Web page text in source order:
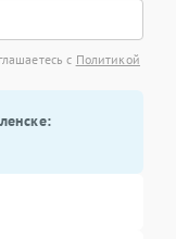
с Политикой